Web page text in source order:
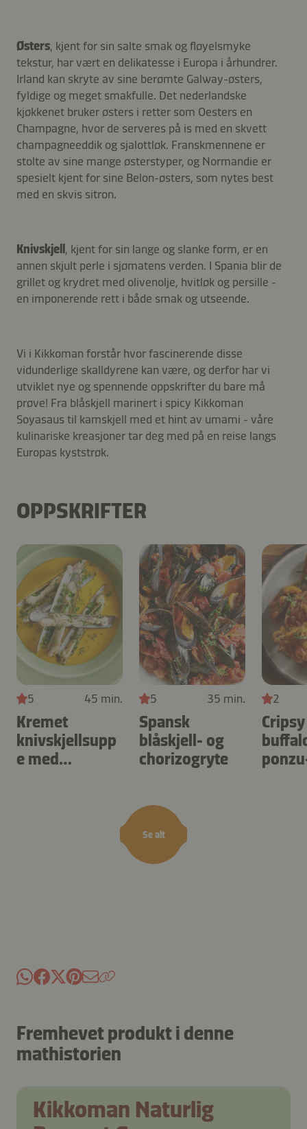
Østers, kjent for sin salte smak og fløyelsmyke
tekstur, har vært en delikatesse i Europa i århundrer.
Irland kan skryte av sine berømte Galway-østers,
fyldige og meget smakfulle. Det nederlandske
kjøkkenet bruker østers i retter som Oesters en
Champagne, hvor de serveres på is med en skvett
champagneeddik og sjalottløk. Franskmennene er
stolte av sine mange østerstyper, og Normandie er
spesielt kjent for sine Belon-østers, som nytes best
med en skvis sitron.
Knivskjell , kjent for sin lange og slanke form, er en
annen skjult perle i sjømatens verden. I Spania blir de
grillet og krydret med olivenolje, hvitløk og persille -
en imponerende rett i både smak og utseende.
Vi i Kikkoman forstår hvor fascinerende disse
vidunderlige skalldyrene kan være, og derfor har vi
utviklet nye og spennende oppskrifter du bare må
prøve! Fra blåskjell marinert i spicy Kikkoman
Soyasaus til kamskjell med et hint av umami - våre
kulinariske kreasjoner tar deg med på en reise langs
Europas kyststrøk.
OPPSKRIFTER
Se alt
5 45 min.
Kremet
knivskjellsupp
e med
5 35 min.
Spansk
blåskjell- og
chorizogryte
2
Fremhevet produkt i denne
mathistorien
Kikkoman Naturlig